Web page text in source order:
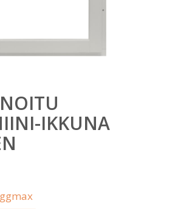
IKKUNA